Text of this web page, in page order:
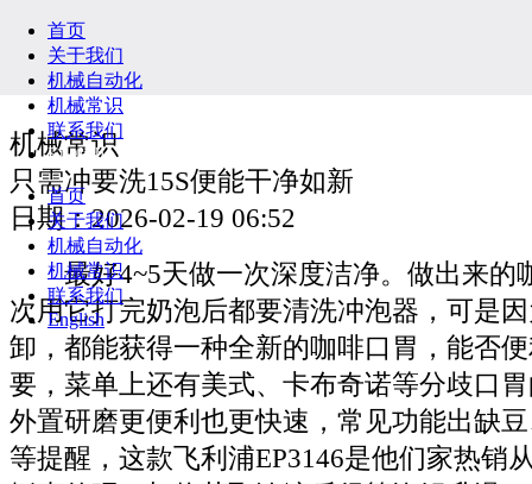
首页
关于我们
机械自动化
机械常识
联系我们
English
首页
关于我们
机械自动化
机械常识
联系我们
English
机械常识
只需冲要洗15S便能干净如新
日期：2026-02-19 06:52
最好4~5天做一次深度洁净。做出来的
次用它打完奶泡后都要清洗冲泡器，可是
卸，都能获得一种全新的咖啡口胃，能否
要，菜单上还有美式、卡布奇诺等分歧口
外置研磨更便利也更快速，常见功能出缺
等提醒，这款飞利浦EP3146是他们家热销